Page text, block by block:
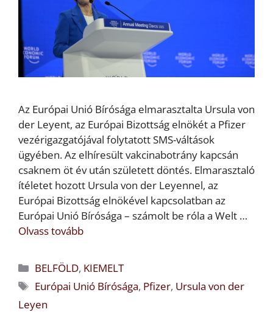
Az Európai Unió Bírósága elmarasztalta Ursula von
der Leyent, az Európai Bizottság elnökét a Pfizer
vezérigazgatójával folytatott SMS-váltások
ügyében. Az elhíresült vakcinabotrány kapcsán
csaknem öt év után született döntés. Elmarasztaló
ítéletet hozott Ursula von der Leyennel, az
Európai Bizottság elnökével kapcsolatban az
Európai Unió Bírósága – számolt be róla a Welt …
Olvass tovább
Kategória
BELFÖLD, KIEMELT
Címkék
Európai Unió Bírósága, Pfizer, Ursula von der
Leyen